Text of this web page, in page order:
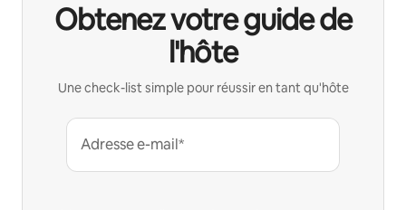
Obtenez votre guide de
l'hôte
Une check-list simple pour réussir en tant qu'hôte
Adresse e-mail*